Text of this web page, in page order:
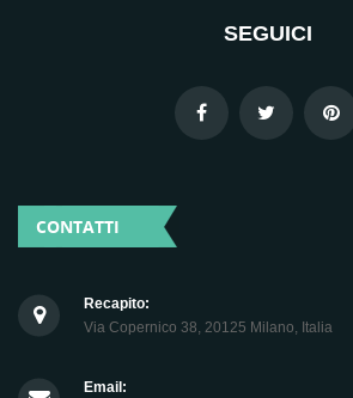
SEGUICI
CONTATTI
Recapito:
Via Copernico 38, 20125 Milano, Italia
Email: